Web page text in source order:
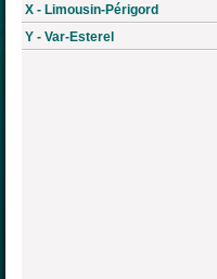
X - Limousin-Périgord
Y - Var-Esterel